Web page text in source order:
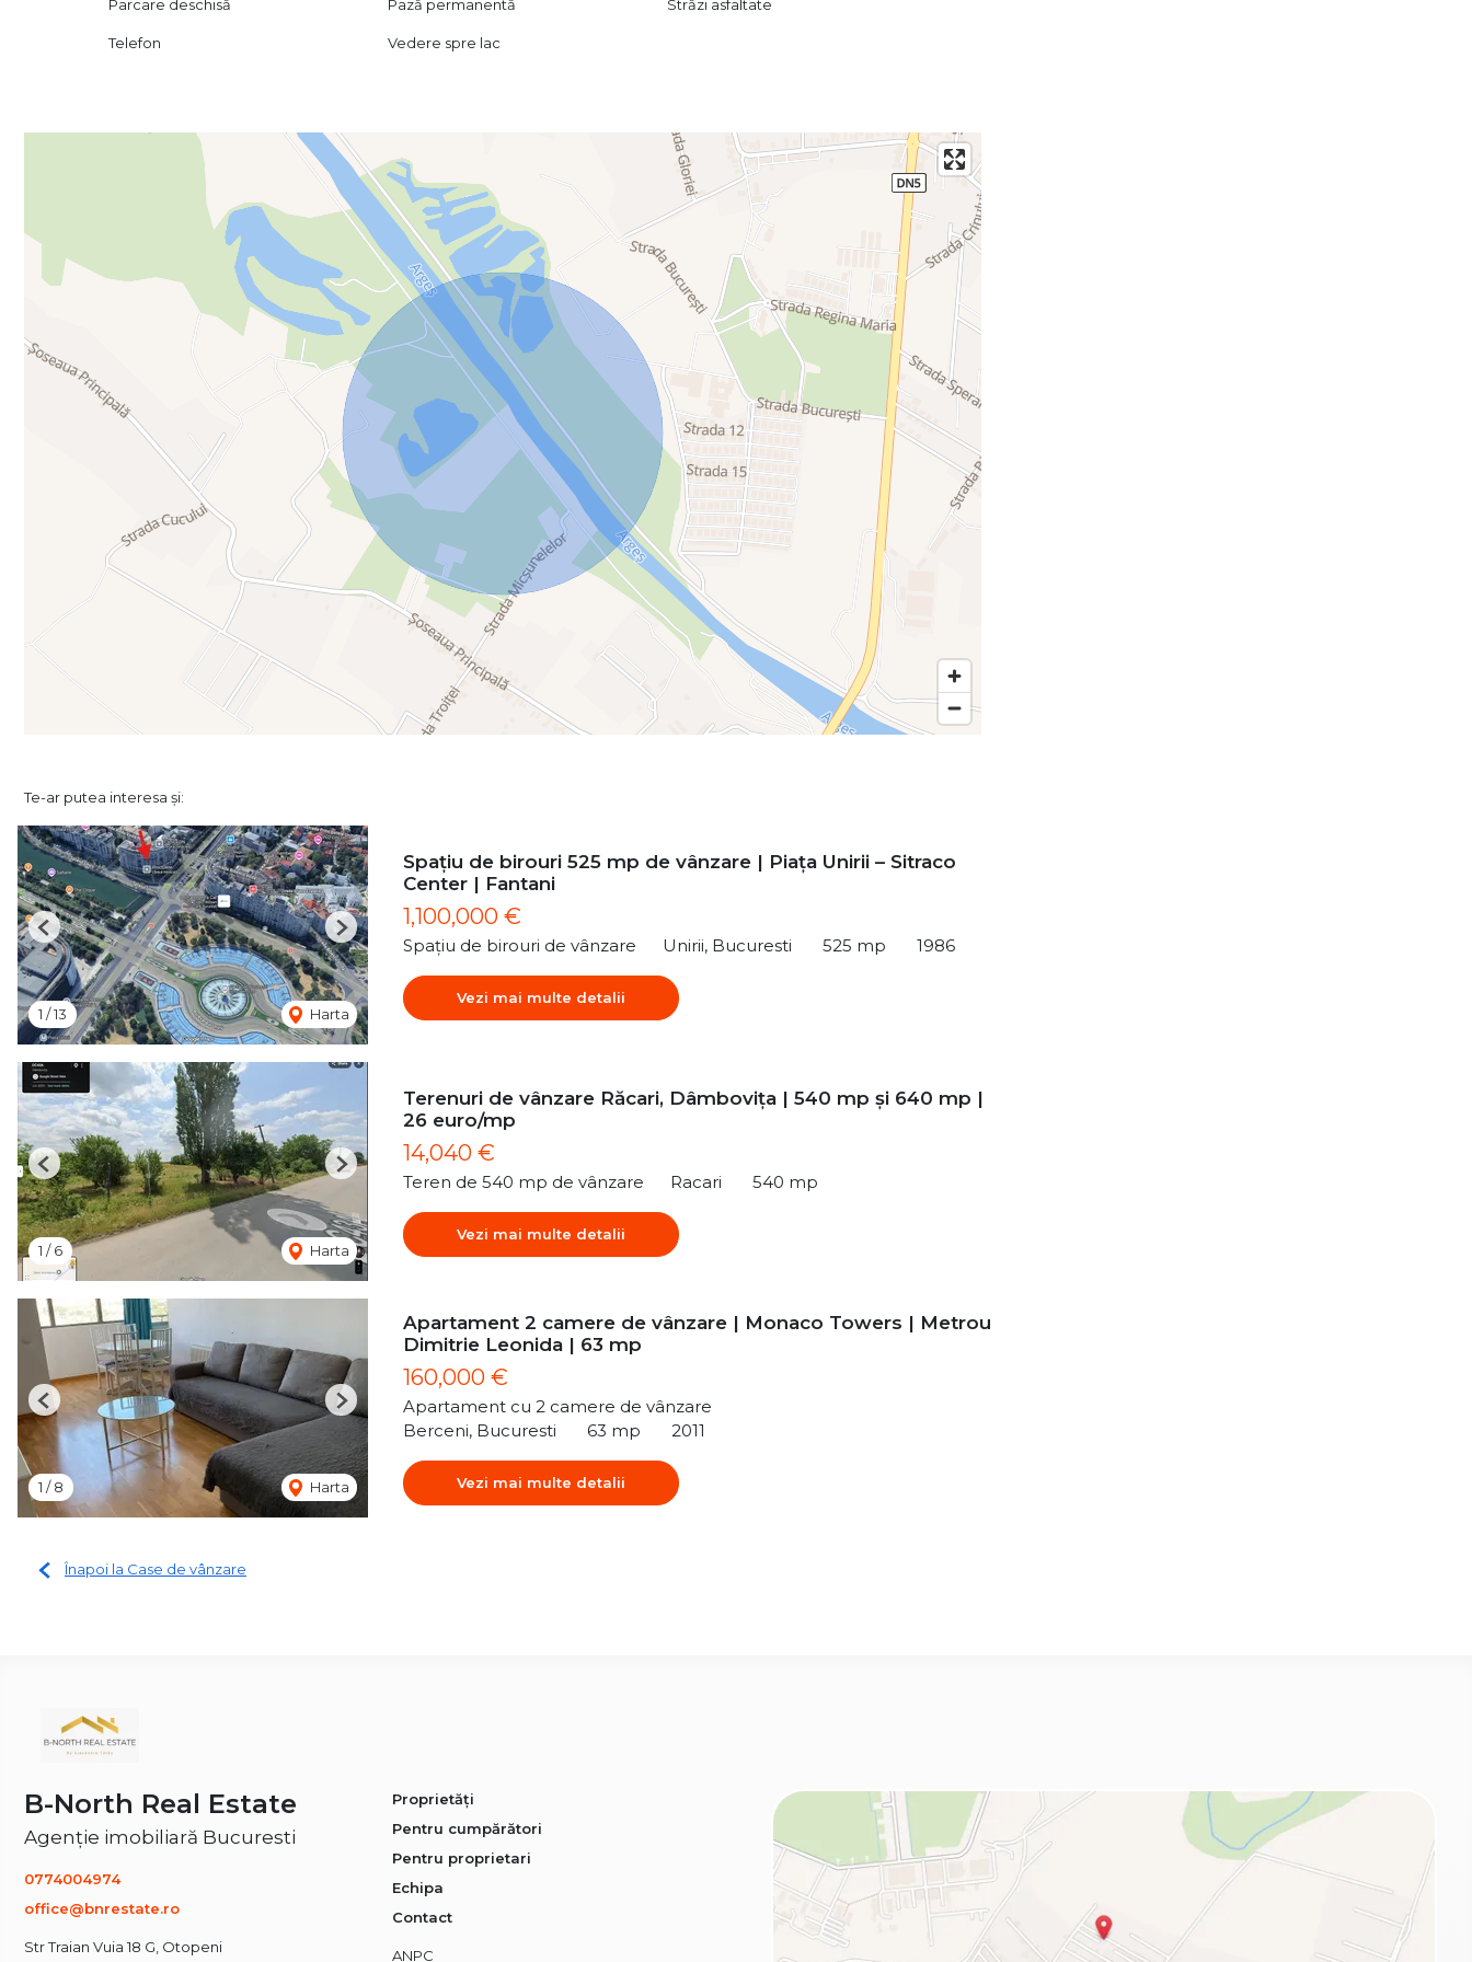
Parcare deschisă Pază permanentă Străzi asfaltate
Telefon Vedere spre lac
Te-ar putea interesa și:
1 /13 Harta
Previous Next
Spațiu de birouri 525 mp de vânzare | Piața Unirii – Sitraco
Center | Fantani
1,100,000 €
Spațiu de birouri de vânzare Unirii, Bucuresti 525 mp 1986
Vezi mai multe detalii
1 /6 Harta
Previous Next
Terenuri de vânzare Răcari, Dâmbovița | 540 mp și 640 mp |
26 euro/mp
14,040 €
Teren de 540 mp de vânzare Racari 540 mp
Vezi mai multe detalii
1 /8 Harta
Previous Next
Apartament 2 camere de vânzare | Monaco Towers | Metrou
Dimitrie Leonida | 63 mp
160,000 €
Apartament cu 2 camere de vânzare
Berceni, Bucuresti
63 mp 2011
Vezi mai multe detalii
Înapoi la Case de vânzare
B-North Real Estate
Agenție imobiliară Bucuresti
0774004974
office@bnrestate.ro
Str Traian Vuia 18 G, Otopeni
Proprietăți
Pentru cumpărători
Pentru proprietari
Echipa
Contact
ANPC